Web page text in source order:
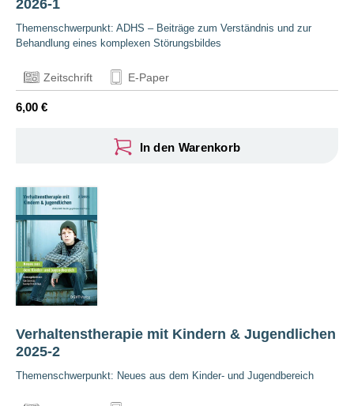
2026-1
Themenschwerpunkt: ADHS – Beiträge zum Verständnis und zur
Behandlung eines komplexen Störungsbildes
Zeitschrift E-Paper
6,00 €
In den Warenkorb
Verhaltenstherapie mit Kindern & Jugendlichen
2025-2
Themenschwerpunkt: Neues aus dem Kinder- und Jugendbereich